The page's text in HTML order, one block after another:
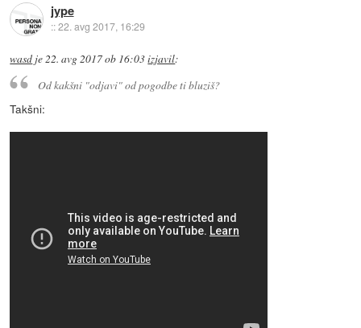
jype
::22. avg 2017, 16:29
wasd je22. avg 2017 ob 16:03izjavil:
Od kakšni "odjavi" od pogodbe ti bluziš?
Takšni: